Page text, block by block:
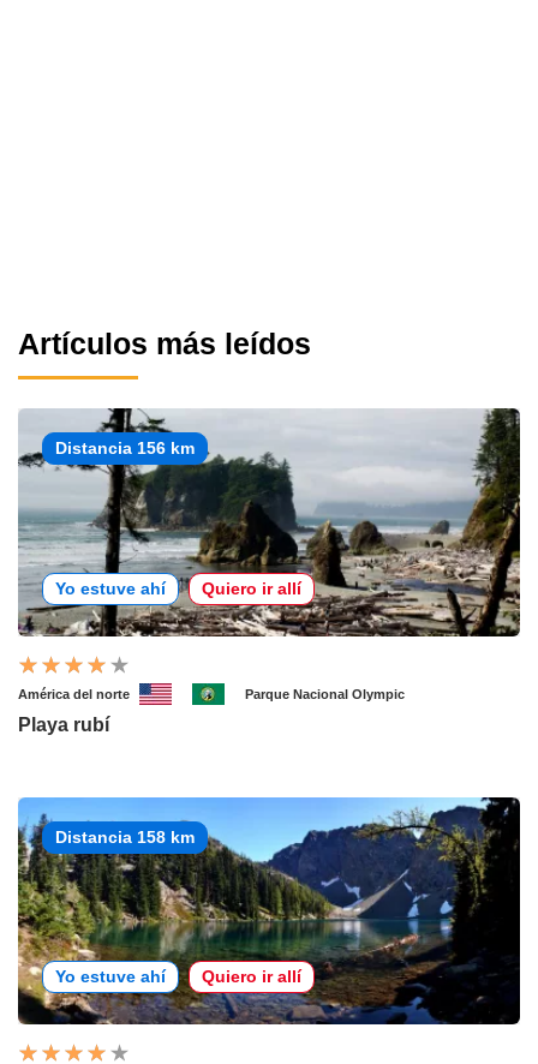
Artículos más leídos
Distancia 156 km
Yo estuve ahí Quiero ir allí
América del norte Parque Nacional Olympic
Playa rubí
Distancia 158 km
Yo estuve ahí Quiero ir allí